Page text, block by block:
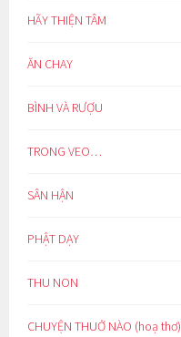
HÃY THIỆN TÂM
ĂN CHAY
BÌNH VÀ RƯỢU
TRONG VEO…
SÂN HẬN
PHẬT DẠY
THU NON
CHUYỆN THUỞ NÀO (hoạ thơ)